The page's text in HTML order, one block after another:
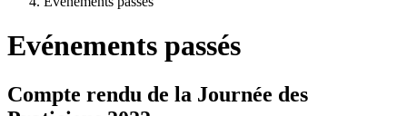
Evénements passés
Compte rendu de la Journée des